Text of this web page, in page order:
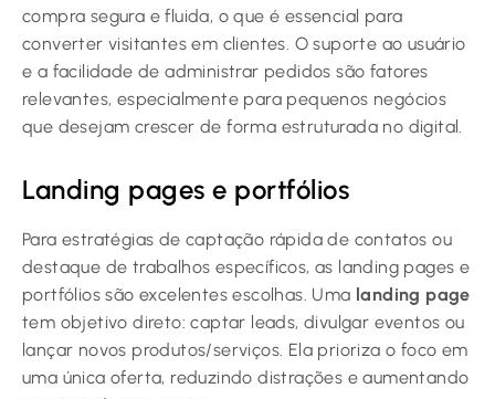
compra segura e fluida, o que é essencial para
converter visitantes em clientes. O suporte ao usuário
e a facilidade de administrar pedidos são fatores
relevantes, especialmente para pequenos negócios
que desejam crescer de forma estruturada no digital.
Landing pages e portfólios
Para estratégias de captação rápida de contatos ou
destaque de trabalhos específicos, as landing pages e
portfólios são excelentes escolhas. Uma landing page
tem objetivo direto: captar leads, divulgar eventos ou
lançar novos produtos/serviços. Ela prioriza o foco em
uma única oferta, reduzindo distrações e aumentando